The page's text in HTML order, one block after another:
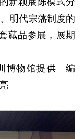
明代宗藩制度的
藏品参展，展期
博物馆提供 编